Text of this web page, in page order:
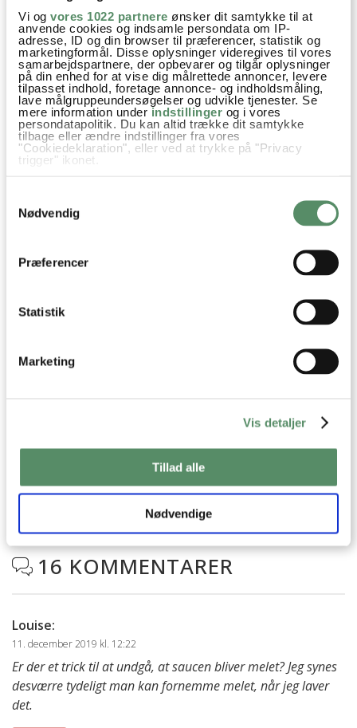
Vi og vores 1022 partnere ønsker dit samtykke til at
anvende cookies og indsamle persondata om IP-
adresse, ID og din browser til præferencer, statistik og
marketingformål. Disse oplysninger videregives til vores
samarbejdspartnere, der opbevarer og tilgår oplysninger
på din enhed for at vise dig målrettede annoncer, levere
tilpasset indhold, foretage annonce- og indholdsmåling,
lave målgruppeundersøgelser og udvikle tjenester. Se
mere information under indstillinger og i vores
persondatapolitik. Du kan altid trække dit samtykke
tilbage eller ændre indstillinger fra vores
"Cookiedeklaration", eller ved at trykke på "Privacy
trigger" ikonet.
Indsamle præcise oplysninger om din placering,
der kan være nøjagtig inden for få meter
Identificere din enhed baseret på en scanning af
Nødvendig
Præferencer
Statistik
Marketing
Vis detaljer
Tillad alle
Nødvendige
Prøv også
RUGBRØDSCHIPS
Dip & Dressinger Hvedemel
SPØRGSMÅL TIL OPSKRIFTEN?
hilsen, så kan du skrive til mig i kommentarfeltet herunder.
Du kan måske finde svaret på dit spørgsmål i kommentarfeltet,
hvis det allerede er stillet og besvaret - eller du kan kigge på
denne side, hvor jeg giver svar på mange 'ofte stillede
spørgsmål' til min opskrifter.
 16 KOMMENTARER
Louise:
11. december 2019 kl. 12:22
Er der et trick til at undgå, at saucen bliver melet? Jeg synes
desværre tydeligt man kan fornemme melet, når jeg laver
det.